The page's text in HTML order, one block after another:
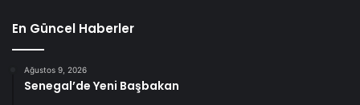
En Güncel Haberler
Ağustos 9, 2026
Senegal’de Yeni Başbakan